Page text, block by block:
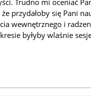
Trudno mi oceniać
przydałoby się Pani
wewnętrznego i
byłyby wlaśnie